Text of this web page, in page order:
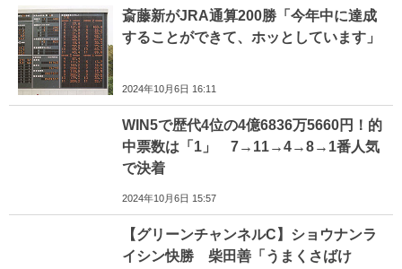
斎藤新がJRA通算200勝「今年中に達成
することができて、ホッとしています」
2024年10月6日 16:11
WIN5で歴代4位の4億6836万5660円！的
中票数は「1」 7→11→4→8→1番人気
で決着
2024年10月6日 15:57
【グリーンチャンネルC】ショウナンラ
イシン快勝 柴田善「うまくさばけ